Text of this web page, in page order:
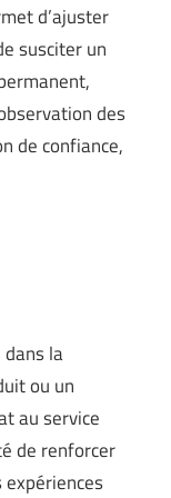
d’ajuster
susciter un
des
de confiance,
dans la
ou un
au service
de renforcer
expériences